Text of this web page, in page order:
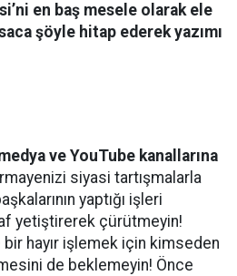
en baş mesele olarak ele
şöyle hitap ederek yazımı
ve YouTube kanallarına
siyasi tartışmalarla
yaptığı işleri
yetiştirerek çürütmeyin!
hayır işlemek için kimseden
de beklemeyin! Önce